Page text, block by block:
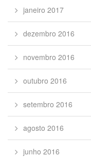
janeiro 2017
dezembro 2016
novembro 2016
outubro 2016
setembro 2016
agosto 2016
junho 2016